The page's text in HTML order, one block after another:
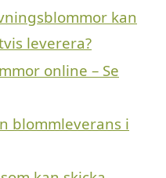
kan
leverera?
online – Se
blommleverans i